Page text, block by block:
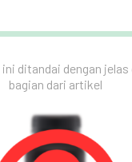
ditandai dengan jelas
bagian dari artikel